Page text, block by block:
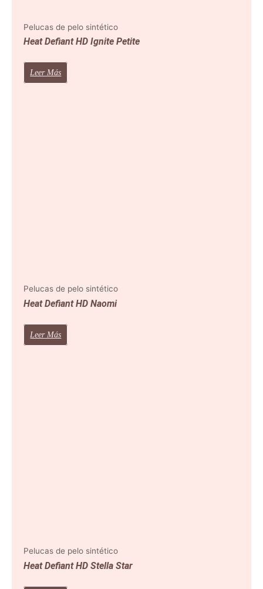
Pelucas de pelo sintético
Heat Defiant HD Ignite Petite
Leer Más
Pelucas de pelo sintético
Heat Defiant HD Naomi
Leer Más
Pelucas de pelo sintético
Heat Defiant HD Stella Star